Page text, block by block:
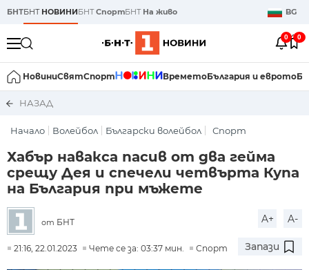
БНТБНТ НОВИНИБНТСпортБНТ На живо BG
0 0
НовиниСвятСпорт ВреметоБългария и еврото
НАЗАД
Начало Волейбол Български волейбол Спорт
Хабър навакса пасив от два гейма
срещу Дея и спечели четвърта Купа
на България при мъжете
от БНТ A+ A-
21:16, 22.01.2023 Чете се за: 03:37 мин. Спорт Запази